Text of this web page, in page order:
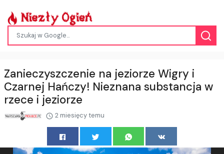
Zanieczyszczenie na jeziorze Wigry i
Czarnej Hańczy! Nieznana substancja w
rzece i jeziorze
2 miesięcy temu